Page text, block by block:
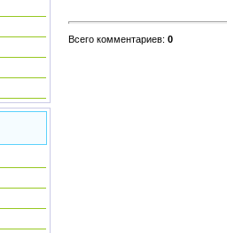
Всего комментариев: 0